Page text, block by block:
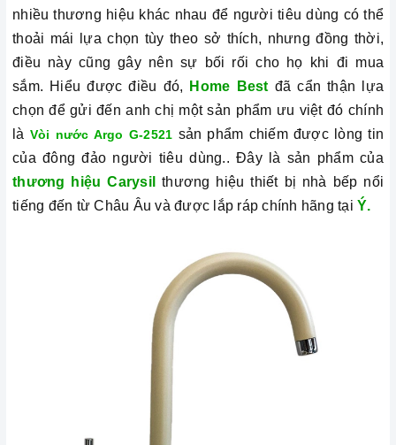
nhiều thương hiệu khác nhau để người tiêu dùng có thể
thoải mái lựa chọn tùy theo sở thích, nhưng đồng thời,
điều này cũng gây nên sự bối rối cho họ khi đi mua
sắm. Hiểu được điều đó, Home Best đã cẩn thận lựa
chọn để gửi đến anh chị một sản phẩm ưu việt đó chính
là Vòi nước Argo G-2521 sản phẩm chiếm được lòng tin
của đông đảo người tiêu dùng.. Đây là sản phẩm của
thương hiệu Carysil
thương hiệu thiết bị nhà bếp nổi
tiếng đến từ Châu Âu và được lắp ráp chính hãng tại Ý.